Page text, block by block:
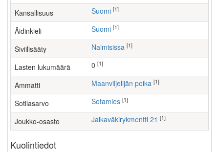
Kansallisuus Suomi [1]
Äidinkieli Suomi [1]
Siviilisääty Naimisissa [1]
Lasten lukumäärä [1]
Ammatti maanviljelijän poika [1]
Sotilasarvo Sotamies [1]
Joukko-osasto Jalkaväkirykmentti 21 [1]
Kuolintiedot